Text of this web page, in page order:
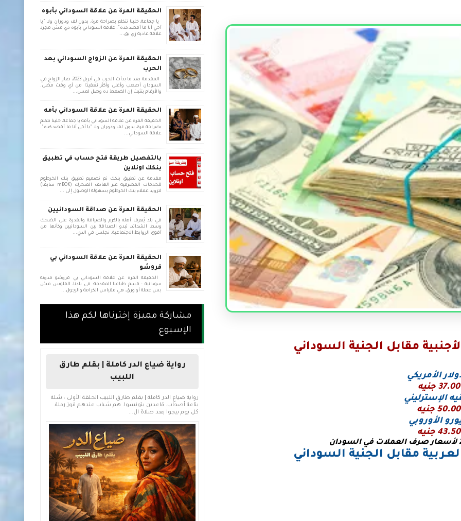
مقابل الجنية السوداني
الأمريكي
37.00 جنيه
الإسترليني
50.00 جنيه
الأوروبي
43.50 جنيه
مقابل الجنية السوداني
الحقيقة المرة عن علاقة السوداني بأبوه
يا جماعة، خلينا نتكلم بصراحة مرة، بدون لف ودوران ولا "يا
أخي أنا ما أقصد كده". علاقة السوداني بأبوه دي مش مجرد
علاقة عادية زي بق...
الحقيقة المرة عن الزواج السوداني بعد
الحرب
المقدمة بعد ما بدأت الحرب في أبريل 2023، صار الزواج في
السودان أصعب وأغلى وأكثر تعقيدًا من أي وقت مضى.
والأرقام بتثبت إن الضغط ده وصل لمس...
الحقيقة المرة عن علاقة السوداني بأمه
الحقيقة المرة عن علاقة السوداني بأمه يا جماعة، خلينا نتكلم
بصراحة مرة، بدون لف ودوران ولا "يا أخي أنا ما أقصد كده".
علاقة السوداني...
بالتفصيل طريقة فتح حساب في تطبيق
بنكك اونلاين
مقدمة عن تطبيق بنكك تم تصميم تطبيق بنك الخرطوم
للخدمات المصرفية عبر الهاتف المتحرك (mBOK سابقًا)
لتزويد عملاء بنك الخرطوم بسهولة الوصول إلى ...
الحقيقة المرة عن صداقة السودانيين
في بلد يُعرف أهله بالكرم والضيافة والقدرة على الضحك
وسط الشدائد، تبدو الصداقة بين السودانيين وكأنها من
أقوى الروابط الاجتماعية. نجلس في الدي...
الحقيقة المرة عن علاقة السوداني بي
قروشو
الحقيقة المرة عن علاقة السوداني بي قروشو مدونة
سودانية - قسم طباعنا المقدمة: في بلدنا، الفلوس مش
بس عملة أو ورق، هي مقياس الكرامة والرجول...
مشاركة مميزة إخترناها لكم هذا
الإسبوع
رواية ضياع الدر كاملة | بقلم طارق
اللبيب
رواية ضياع الدر كاملة | بقلم طارق اللبيب الحلقة الأولى : شلة
بتاعة أصحاب. قاعدين بتونسوا. هم شباب عندهم قوز رملة.
كل يوم بيجوا بعد صلاة ال...